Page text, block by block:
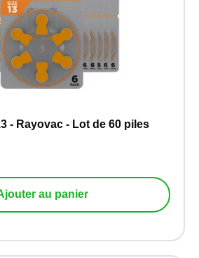
- Rayovac - Lot de 60 piles
au panier